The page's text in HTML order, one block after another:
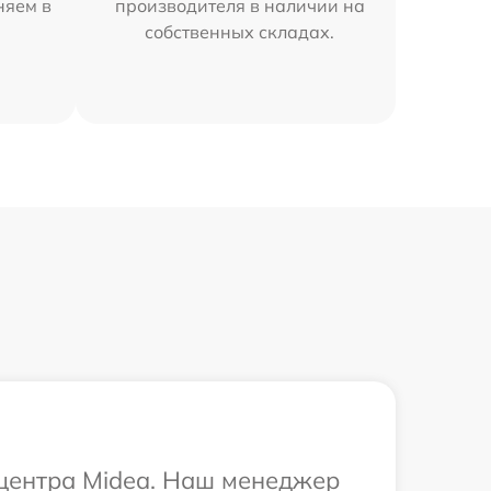
в
производителя в наличии на
собственных складах.
Midea. Наш менеджер